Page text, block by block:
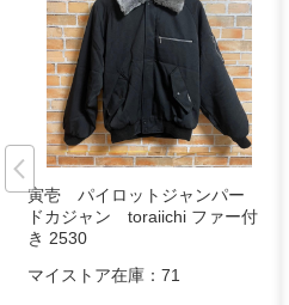
寅壱 パイロットジャンパー
ドカジャン toraiichi ファー付
き 2530
マイストア在庫： 71